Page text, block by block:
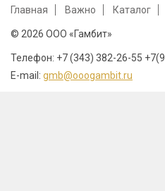
Главная Важно Каталог
© 2026 ООО «Гамбит»
Телефон: +7 (343) 382-26-55
E-mail: gmb@ooogambit.ru